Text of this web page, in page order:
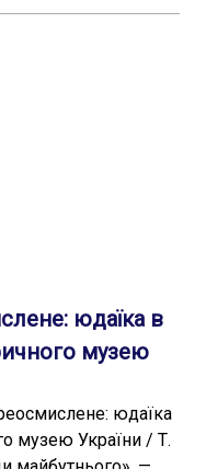
юдаїка в
музею
юдаїка
музею України / Т.